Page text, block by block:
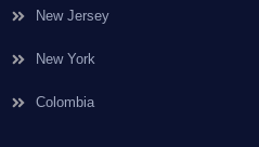
New Jersey
New York
Colombia